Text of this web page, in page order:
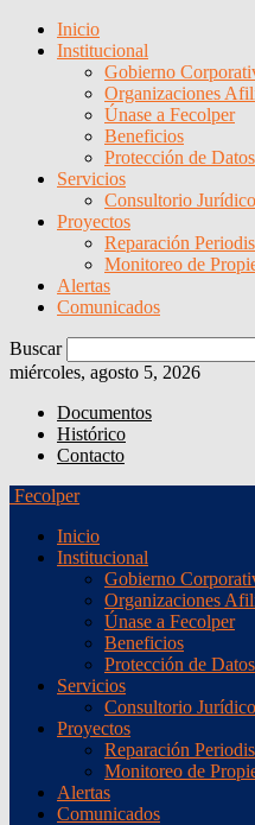
Inicio
Institucional
Gobierno
Organizaciones
Únase a Fecolper
Beneficios
Protección de Datos
Servicios
Consultorio Jurídico
Proyectos
Reparación
Monitoreo de
Alertas
Comunicados
Buscar
miércoles, agosto 5, 2026
Documentos
Histórico
Contacto
Fecolper
Inicio
Institucional
Gobierno
Organizaciones
Únase a Fecolper
Beneficios
Protección de Datos
Servicios
Consultorio Jurídico
Proyectos
Reparación
Monitoreo de
Alertas
Comunicados